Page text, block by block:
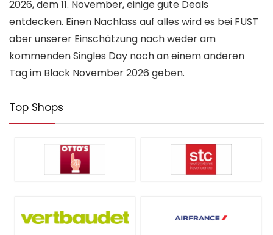
2026, dem 11. November, einige gute Deals
entdecken. Einen Nachlass auf alles wird es bei FUST
aber unserer Einschätzung nach weder am
kommenden Singles Day noch an einem anderen
Tag im Black November 2026 geben.
Top Shops